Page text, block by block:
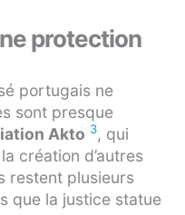
protection
portugais ne
sont presque
Akto 3, qui
création d’autres
restent plusieurs
que la justice statue